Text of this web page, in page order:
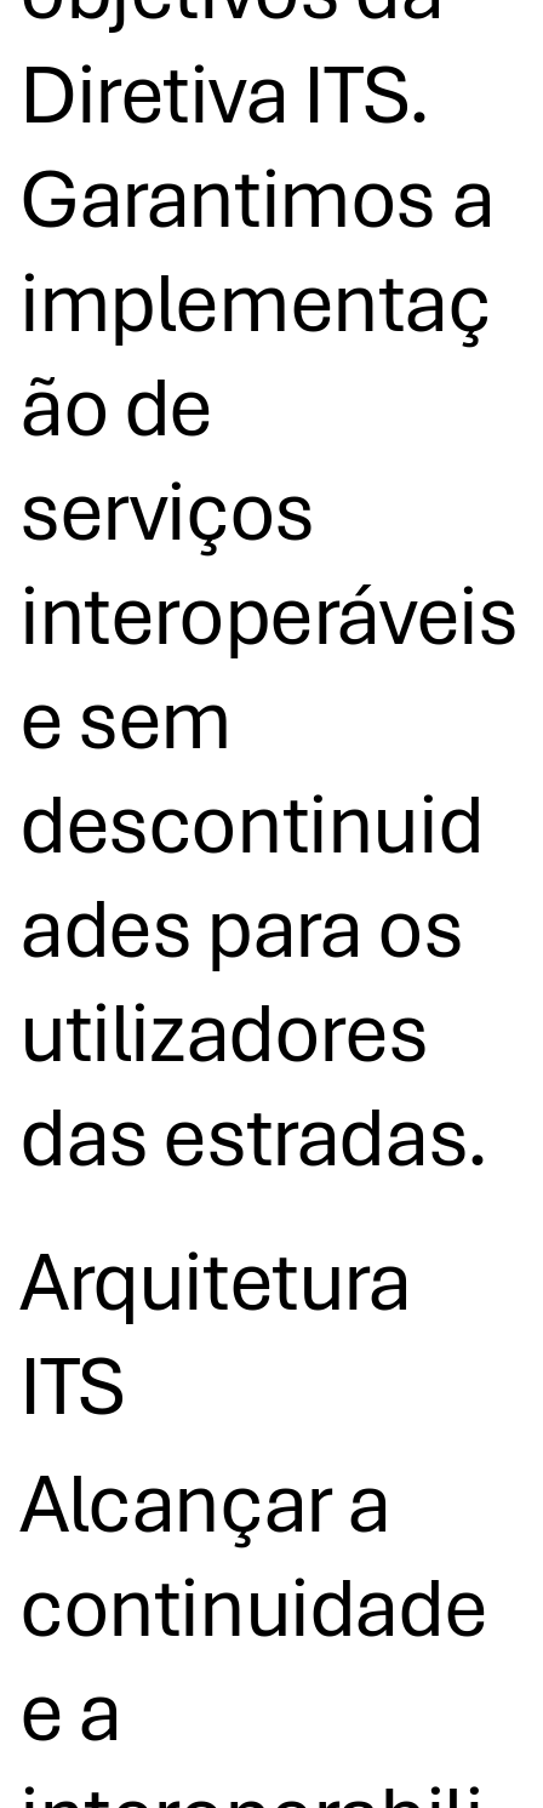
Diretiva ITS.
Garantimos a
implementaç
ão de
serviços
interoperáveis
e sem
descontinuid
ades para os
utilizadores
das estradas.
Arquitetura
ITS
Alcançar a
continuidade
e a